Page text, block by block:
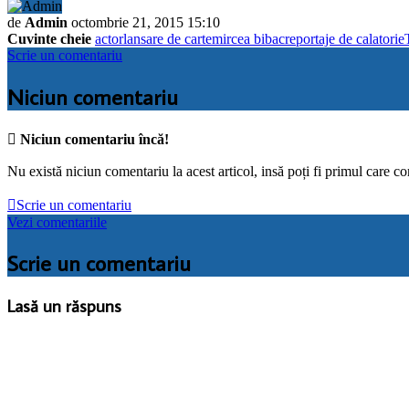
de Admin octombrie 21, 2015 15:10
Cuvinte cheie actorlansare de cartemircea bibacreportaje de calatorie
Scrie un comentariu
Niciun comentariu
 Niciun comentariu încă!
Nu există niciun comentariu la acest articol, insă poți fi primul care
Scrie un comentariu
Vezi comentariile
Scrie un comentariu
Lasă un răspuns